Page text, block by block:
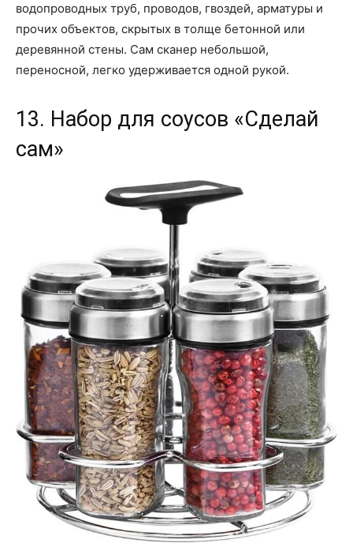
водопроводных труб, проводов, гвоздей, арматуры и
прочих объектов, скрытых в толще бетонной или
деревянной стены. Сам сканер небольшой,
переносной, легко удерживается одной рукой.
13. Набор для соусов «Сделай
сам»